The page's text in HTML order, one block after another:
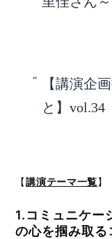
【講演企
と】vol.34
【講演テーマ一覧】
1.コミュニケー
の心を掴み取る